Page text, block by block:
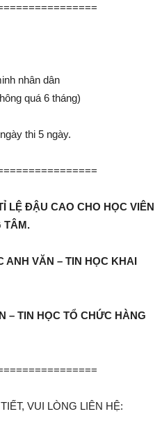
nhân dân
quá 6 tháng)
thi 5 ngày.
LỆ ĐẬU CAO CHO HỌC VIÊN
TÂM.
ANH VĂN – TIN HỌC KHAI
– TIN HỌC TỔ CHỨC HÀNG
VUI LÒNG LIÊN HỆ: